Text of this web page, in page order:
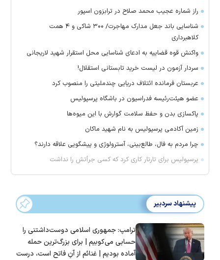
راز شماره عجیب محمد صلاح در ترابزون اسپور
شناسایی باند جعل مدارک مهاجرت/ ۳۰۰ شاکی و ۴ همت
کلاهبرداری
واکنش قوه قضاییه به ادعای شناسایی محل استقرار شهید لاریجانی
سردار آزمون در لیست خرید تابستانی استقلال!
عربستان فرمانده ائتلاف دریایی چندملیتی را منصوب کرد
عضو هیئت‌رئیسه فدراسیون در باشگاه پرسپولیس
پاکسازی بدن و حفظ سلامت گوارش با این میوه‌ها
زمین آکادمی پرسپولیس به نام شهید ماکان
چرا مردم به فال، طالع‌بینی، آسترولوژی و پیشگویی علاقه دارند؟
پرسپولیس برای تارتار کاری کرد که کسی جرأتش را نداشت
پیشنهاد سردبیر
ترامپ: جمهوری اسلامی دوست‌داشتنی را
حسابی می‌کوبیم | برای بزرگ‌ترین حمله
آماده بودیم | غنائم از آنِ فاتح است، درست